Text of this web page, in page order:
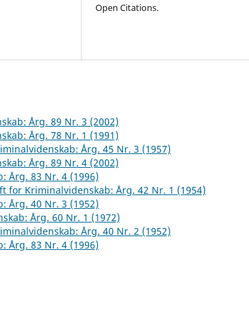
Open Citations.
Årg. 89 Nr. 3 (2002)
Årg. 78 Nr. 1 (1991)
Årg. 45 Nr. 3 (1957)
Årg. 89 Nr. 4 (2002)
Årg. 83 Nr. 4 (1996)
for Kriminalvidenskab: Årg. 42 Nr. 1 (1954)
Årg. 40 Nr. 3 (1952)
Årg. 60 Nr. 1 (1972)
Årg. 40 Nr. 2 (1952)
Årg. 83 Nr. 4 (1996)